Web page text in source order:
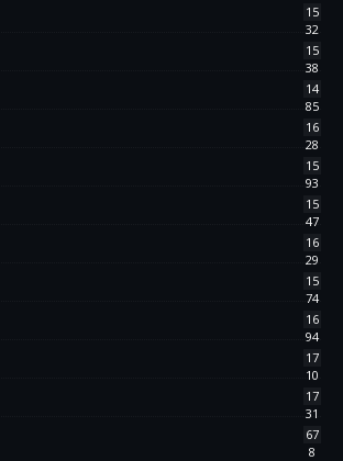
15
32
15
38
14
85
16
28
15
93
15
47
16
29
15
74
16
94
17
10
17
31
67
8